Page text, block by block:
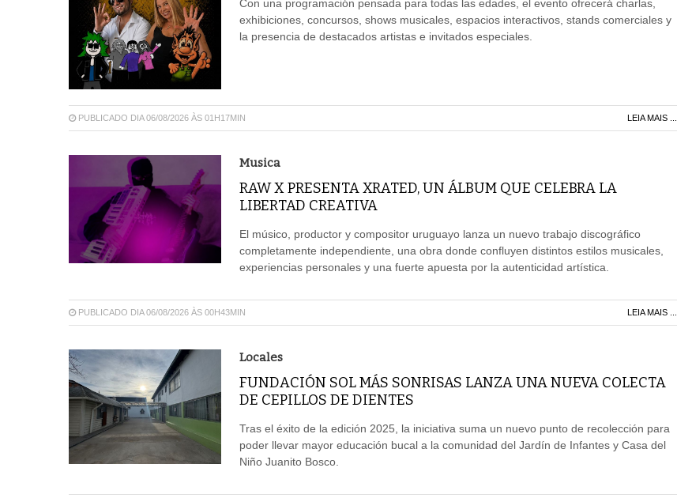
Con una programación pensada para todas las edades, el evento ofrecerá charlas,
exhibiciones, concursos, shows musicales, espacios interactivos, stands comerciales y
la presencia de destacados artistas e invitados especiales.
PUBLICADO DIA 06/08/2026 ÀS 01H17MIN LEIA MAIS ...
Musica
RAW X PRESENTA XRATED, UN ÁLBUM QUE CELEBRA LA
LIBERTAD CREATIVA
El músico, productor y compositor uruguayo lanza un nuevo trabajo discográfico
completamente independiente, una obra donde confluyen distintos estilos musicales,
experiencias personales y una fuerte apuesta por la autenticidad artística.
PUBLICADO DIA 06/08/2026 ÀS 00H43MIN LEIA MAIS ...
Locales
FUNDACIÓN SOL MÁS SONRISAS LANZA UNA NUEVA COLECTA
DE CEPILLOS DE DIENTES
Tras el éxito de la edición 2025, la iniciativa suma un nuevo punto de recolección para
poder llevar mayor educación bucal a la comunidad del Jardín de Infantes y Casa del
Niño Juanito Bosco.